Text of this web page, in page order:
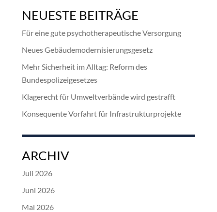
NEUESTE BEITRÄGE
Für eine gute psychotherapeutische Versorgung
Neues Gebäudemodernisierungsgesetz
Mehr Sicherheit im Alltag: Reform des
Bundespolizeigesetzes
Klagerecht für Umweltverbände wird gestrafft
Konsequente Vorfahrt für Infrastrukturprojekte
ARCHIV
Juli 2026
Juni 2026
Mai 2026